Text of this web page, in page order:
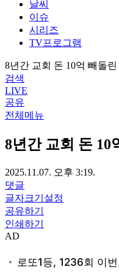
날씨
이슈
시리즈
TV프로그램
8년간 교회 돈 10억 빼돌
검색
LIVE
공유
전체메뉴
8년간 교회 돈 10
2025.11.07. 오후 3:19.
댓글
글자크기설정
공유하기
인쇄하기
AD